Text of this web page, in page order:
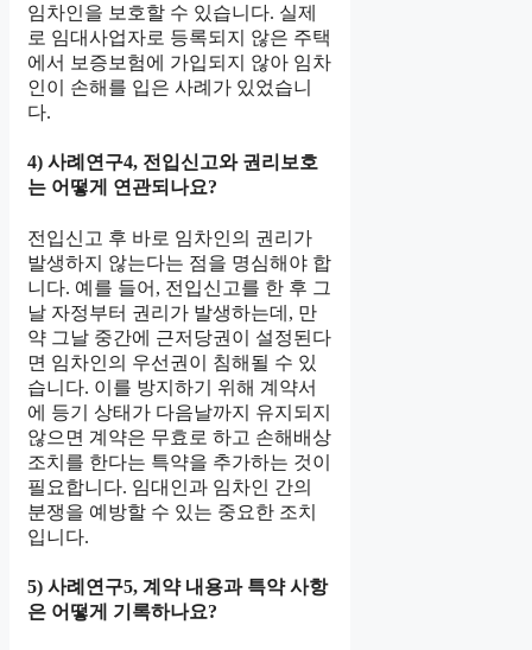
임차인을 보호할 수 있습니다. 실제
로 임대사업자로 등록되지 않은 주택
에서 보증보험에 가입되지 않아 임차
인이 손해를 입은 사례가 있었습니
다.
4) 사례연구4, 전입신고와 권리보호
는 어떻게 연관되나요?
전입신고 후 바로 임차인의 권리가
발생하지 않는다는 점을 명심해야 합
니다. 예를 들어, 전입신고를 한 후 그
날 자정부터 권리가 발생하는데, 만
약 그날 중간에 근저당권이 설정된다
면 임차인의 우선권이 침해될 수 있
습니다. 이를 방지하기 위해 계약서
에 등기 상태가 다음날까지 유지되지
않으면 계약은 무효로 하고 손해배상
조치를 한다는 특약을 추가하는 것이
필요합니다. 임대인과 임차인 간의
분쟁을 예방할 수 있는 중요한 조치
입니다.
5) 사례연구5, 계약 내용과 특약 사항
은 어떻게 기록하나요?